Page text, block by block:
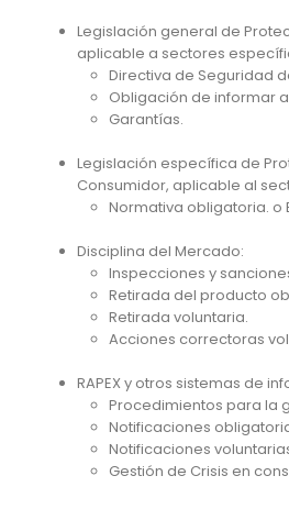
Legislación general de
aplicable a sectores
Directiva de Seguridad
Obligación de informar
Garantías.
Legislación específica de
Consumidor, aplicable al
Normativa obligatoria. o
Disciplina del Mercado:
Inspecciones y
Retirada del producto
Retirada voluntaria.
Acciones correctoras
RAPEX y otros sistemas de
Procedimientos para la
Notificaciones
Notificaciones
Gestión de Crisis en